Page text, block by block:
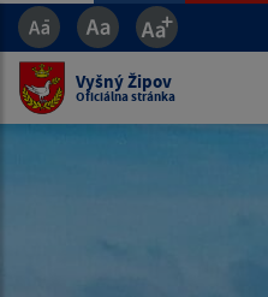
Vyšný Žipov
Oficiálna stránka